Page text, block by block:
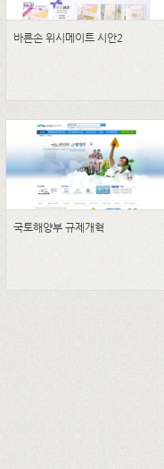
바른손 위시메이트 시안2
국토해양부 규제개혁